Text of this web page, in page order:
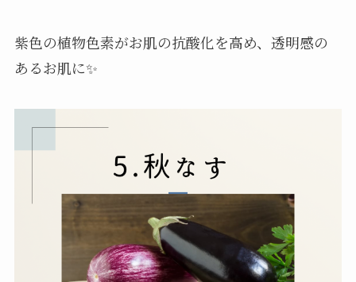
紫色の植物色素がお肌の抗酸化を高め、透明感の
あるお肌に✨